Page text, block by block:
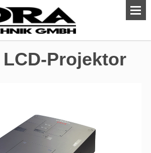
LCD-Projektor